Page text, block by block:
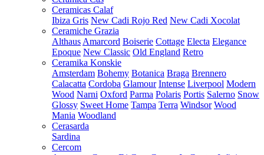
Ceramicas Calaf
Ibiza Gris New Cadi Rojo Red New Cadi Xocolat
Ceramiche Grazia
Althaus Amarcord Boiserie Cottage Electa Elegance
Epoque New Classic Old England Retro
Ceramika Konskie
Amsterdam Bohemy Botanica Braga Brennero
Calacatta Cordoba Glamour Intense Liverpool Modern
Wood Narni Oxford Parma Polaris Portis Salerno Snow
Glossy Sweet Home Tampa Terra Windsor Wood
Mania Woodland
Cerasarda
Sardina
Cercom